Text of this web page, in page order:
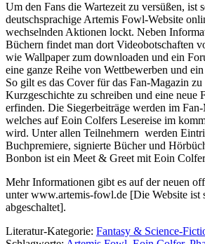
Um den Fans die Wartezeit zu versüßen, ist
deutschsprachige Artemis Fowl-Website
wechselnden Aktionen lockt. Neben
Büchern findet man dort Videobotschaften
wie Wallpaper zum downloaden und ein
eine ganze Reihe von Wettbewerben und
So gilt es das Cover für das Fan-Magazin zu
Kurzgeschichte zu schreiben und eine neue
erfinden. Die Siegerbeiträge werden im
welches auf Eoin Colfers Lesereise im
wird. Unter allen Teilnehmern werden
Buchpremiere, signierte Bücher und
Bonbon ist ein Meet & Greet mit Eoin
Mehr Informationen gibt es auf der neuen
unter www.artemis-fowl.de [Die Website ist
abgeschaltet].
Literatur-Kategorie: Fantasy & Science-